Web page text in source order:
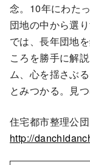
念。10年にわた
団地の中から選
では、長年団地
ころを勝手に解
ム、心を揺さぶ
とみつかる。見
住宅都市整理公団
http://